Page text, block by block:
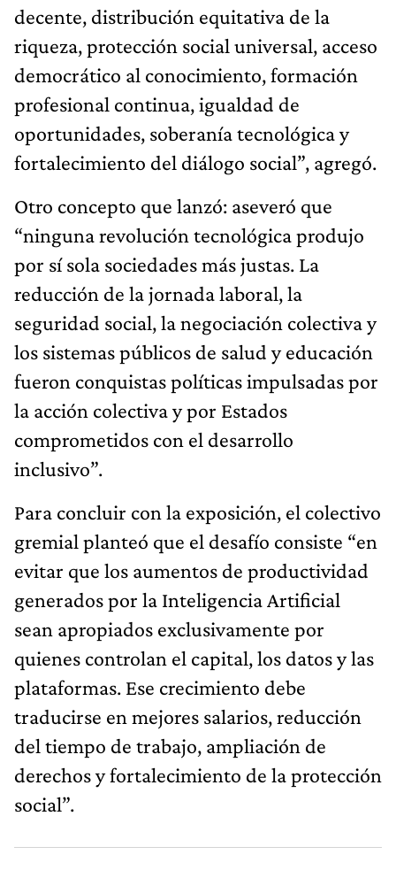
decente, distribución equitativa de la
riqueza, protección social universal, acceso
democrático al conocimiento, formación
profesional continua, igualdad de
oportunidades, soberanía tecnológica y
fortalecimiento del diálogo social”, agregó.
Otro concepto que lanzó: aseveró que
“ninguna revolución tecnológica produjo
por sí sola sociedades más justas. La
reducción de la jornada laboral, la
seguridad social, la negociación colectiva y
los sistemas públicos de salud y educación
fueron conquistas políticas impulsadas por
la acción colectiva y por Estados
comprometidos con el desarrollo
inclusivo”.
Para concluir con la exposición, el colectivo
gremial planteó que el desafío consiste “en
evitar que los aumentos de productividad
generados por la Inteligencia Artificial
sean apropiados exclusivamente por
quienes controlan el capital, los datos y las
plataformas. Ese crecimiento debe
traducirse en mejores salarios, reducción
del tiempo de trabajo, ampliación de
derechos y fortalecimiento de la protección
social”.